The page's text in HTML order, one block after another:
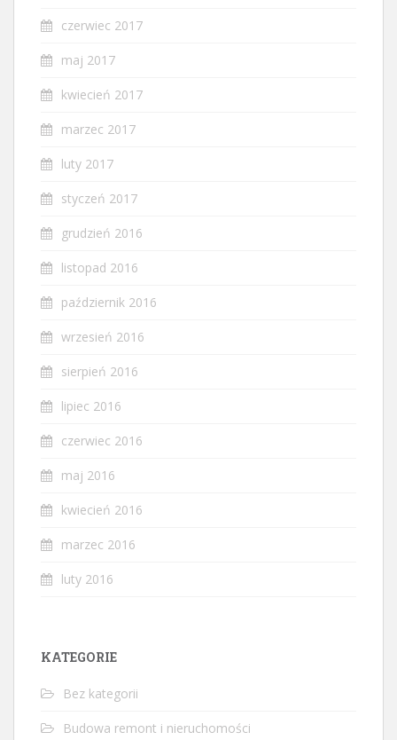
czerwiec 2017
maj 2017
kwiecień 2017
marzec 2017
luty 2017
styczeń 2017
grudzień 2016
listopad 2016
październik 2016
wrzesień 2016
sierpień 2016
lipiec 2016
czerwiec 2016
maj 2016
kwiecień 2016
marzec 2016
luty 2016
KATEGORIE
Bez kategorii
Budowa remont i nieruchomości